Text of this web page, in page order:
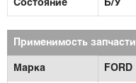
Состояние Б/У
Применимость запчасти
Марка FORD